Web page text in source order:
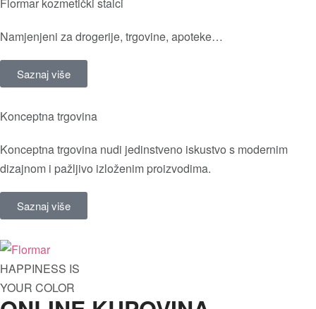
Namjenjeni za drogerije, trgovine, apoteke…
Saznaj više
Konceptna trgovina
Konceptna trgovina nudi jedinstveno iskustvo s modernim
dizajnom i pažljivo izloženim proizvodima.
Saznaj više
HAPPINESS IS
YOUR COLOR